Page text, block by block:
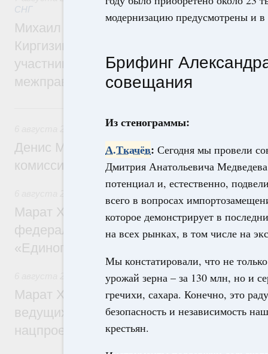
модернизацию предусмотрены и в
Брифинг
совещания
Из стенограммы:
А.Ткачёв: Сегодня мы провели
Дмитрия Анатольевича
потенциал и, естественно,
всего в вопросах
которое демонстрирует в
на всех рынках, в том числе на
Мы констатировали, что не
урожай зерна – за 130 млн, но и
гречихи, сахара. Конечно, это
безопасность и независимость
крестьян.
СНГ
Михаил Мишустин принял участие во
Киргизии Садыра Жапарова с главами
участников заседания Евразийского
межправительственного совета
Общие вопросы промышленной политики
Денис Мантуров провёл заседание
комиссии по промышленности
Марат Хуснуллин: Более 130
федерального значения построено под
«Единого заказчика»
Национальный проект «Инфраструктура
Марат Хуснуллин: Порядка 200
ведущих к спортивным объектам,
нацпроекту «Инфраструктура для